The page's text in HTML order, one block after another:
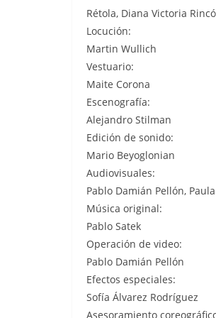
Rétola, Diana Victoria
Locución:
Martin Wullich
Vestuario:
Maite Corona
Escenografía:
Alejandro Stilman
Edición de sonido:
Mario Beyoglonian
Audiovisuales:
Pablo Damián Pellón,
Música original:
Pablo Satek
Operación de video:
Pablo Damián Pellón
Efectos especiales:
Sofía Álvarez Rodríguez
Asesoramiento